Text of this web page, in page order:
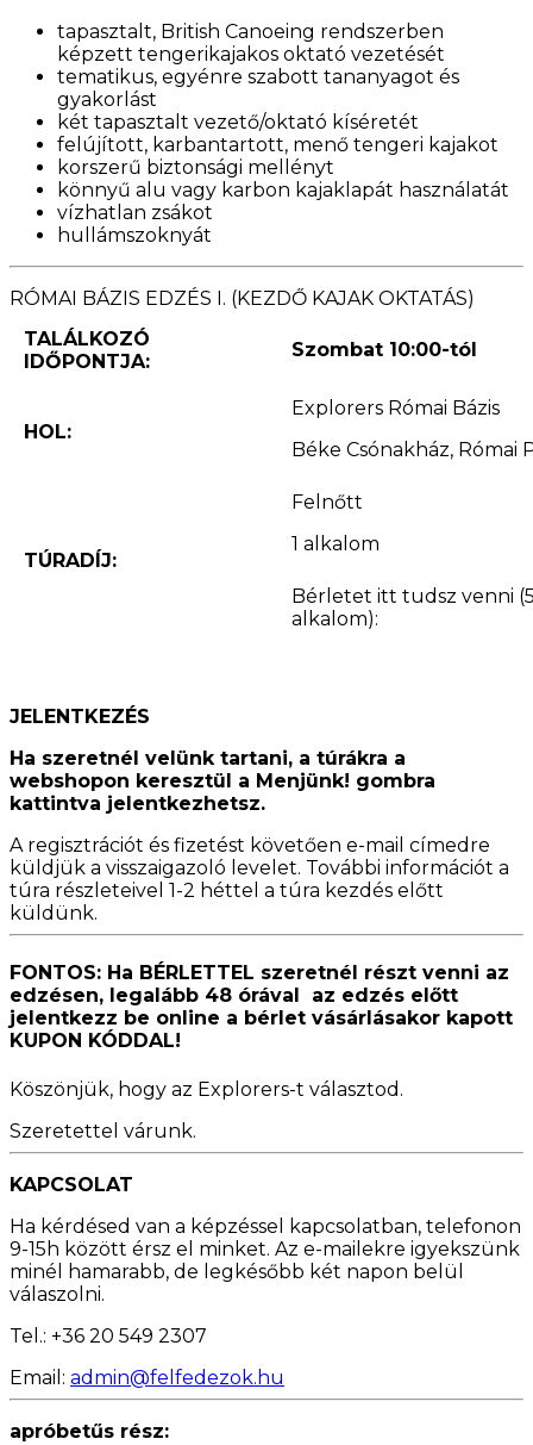
tapasztalt, British Canoeing rendszerben
képzett tengerikajakos oktató vezetését
tematikus, egyénre szabott tananyagot és
gyakorlást
két tapasztalt vezető/oktató kíséretét
felújított, karbantartott, menő tengeri kajakot
korszerű biztonsági mellényt
könnyű alu vagy karbon kajaklapát használatát
vízhatlan zsákot
hullámszoknyát
RÓMAI BÁZIS EDZÉS I. (KEZDŐ KAJAK OKTATÁS)
TALÁLKOZÓ
IDŐPONTJA:
Szombat 10:00-tól
HOL:
Explorers Római Bázis
Béke Csónakház, Római
TÚRADÍJ:
Felnőtt
1 alkalom
Bérletet itt tudsz venni
alkalom):
JELENTKEZÉS
Ha szeretnél velünk tartani, a túrákra a
webshopon keresztül a Menjünk! gombra
kattintva jelentkezhetsz.
A regisztrációt és fizetést követően e-mail címedre
küldjük a visszaigazoló levelet. További információt a
túra részleteivel 1-2 héttel a túra kezdés előtt
küldünk.
FONTOS: Ha BÉRLETTEL szeretnél részt venni az
edzésen, legalább 48 órával az edzés előtt
jelentkezz be online a bérlet vásárlásakor kapott
KUPON KÓDDAL!
Köszönjük, hogy az Explorers-t választod.
Szeretettel várunk.
KAPCSOLAT
Ha kérdésed van a képzéssel kapcsolatban, telefonon
9-15h között érsz el minket. Az e-mailekre igyekszünk
minél hamarabb, de legkésőbb két napon belül
válaszolni.
Tel.: +36 20 549 2307
Email: admin@felfedezok.hu
apróbetűs rész: